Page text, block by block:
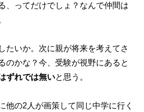
、ってだけでしょ？なんで仲間は
たいか。次に親が将来を考えてさ
のかな？今、受験が視野にあると
ずれでは無いと思う。
他の2人が画策して同じ中学に行く